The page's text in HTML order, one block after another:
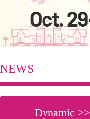
NEWS
Dynamic >>